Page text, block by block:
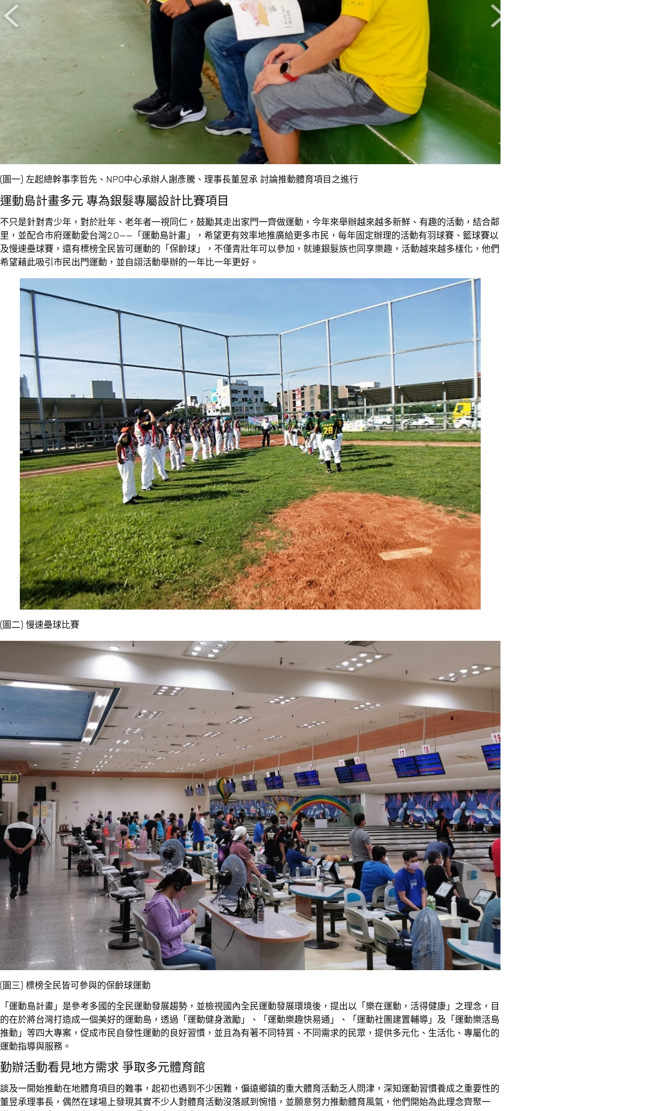
(圖一) 左起總幹事李哲先、NPO中心承辦人謝彥騰、理事長董昱承 討論推動體育項目之進行
運動島計畫多元 專為銀髮專屬設計比賽項目
不只是針對青少年，對於壯年、老年者一視同仁，鼓勵其走出家門一齊做運動，今年來舉辦越來越多新鮮、有趣的活動，結合鄰
里，並配合市府運動愛台灣2.0——「運動島計畫」，希望更有效率地推廣給更多市民，每年固定辦理的活動有羽球賽、籃球賽以
及慢速壘球賽，還有標榜全民皆可運動的「保齡球」，不僅青壯年可以參加，就連銀髮族也同享樂趣，活動越來越多樣化，他們
希望藉此吸引市民出門運動，並自詡活動舉辦的一年比一年更好。
(圖二) 慢速壘球比賽
(圖三) 標榜全民皆可參與的保齡球運動
「運動島計畫」是參考多國的全民運動發展趨勢，並檢視國內全民運動發展環境後，提出以「樂在運動，活得健康」之理念，目
的在於將台灣打造成一個美好的運動島，透過「運動健身激勵」、「運動樂趣快易通」、「運動社團建置輔導」及「運動樂活島
推動」等四大專案，促成市民自發性運動的良好習慣，並且為有著不同特質、不同需求的民眾，提供多元化、生活化、專屬化的
運動指導與服務。
勤辦活動看見地方需求 爭取多元體育館
談及一開始推動在地體育項目的難事，起初也遇到不少困難，偏遠鄉鎮的重大體育活動乏人問津，深知運動習慣養成之重要性的
董昱承理事長，偶然在球場上發現其實不少人對體育活動沒落感到惋惜，並願意努力推動體育風氣，他們開始為此理念齊聚一